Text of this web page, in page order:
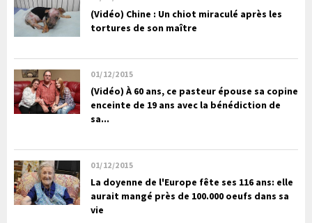
(Vidéo) Chine : Un chiot miraculé après les
tortures de son maître
01/12/2015
(Vidéo) À 60 ans, ce pasteur épouse sa copine
enceinte de 19 ans avec la bénédiction de
sa...
01/12/2015
La doyenne de l'Europe fête ses 116 ans: elle
aurait mangé près de 100.000 oeufs dans sa
vie